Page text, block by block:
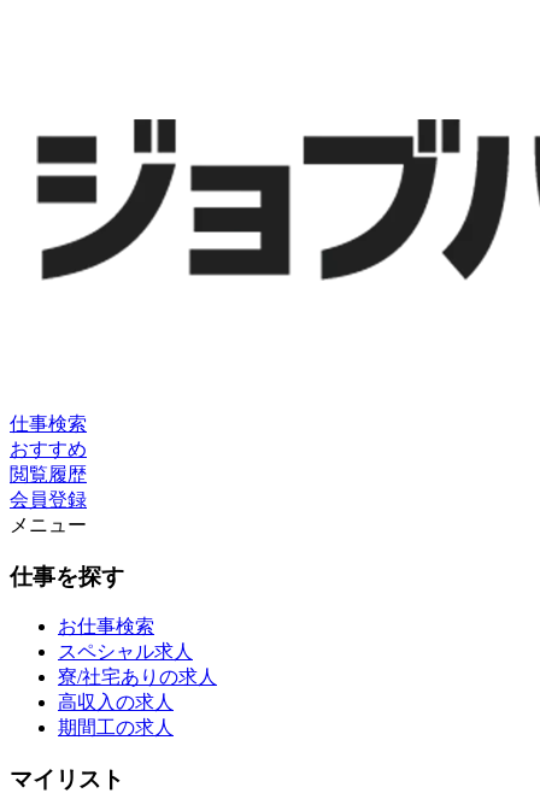
仕事検索
おすすめ
閲覧履歴
会員登録
メニュー
仕事を探す
お仕事検索
スペシャル求人
寮/社宅ありの求人
高収入の求人
期間工の求人
マイリスト